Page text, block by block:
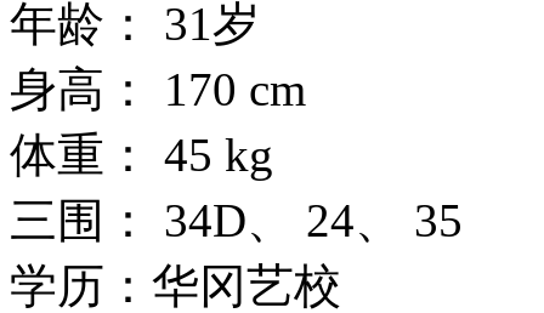
年龄： 31岁
身高： 170 cm
体重： 45 kg
三围： 34D、 24、 35
学历：华冈艺校